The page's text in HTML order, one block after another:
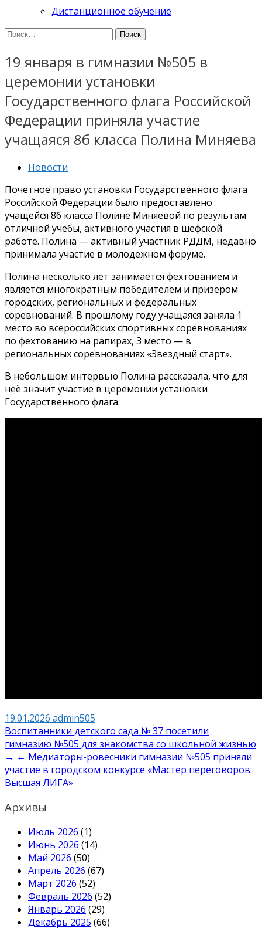
Дистанционное обучение
Найти:
19 января в гимназии №505 в
церемонии установки
Государственного флага Российской
Федерации приняла участие
учащаяся 8б класса Полина Миняева
Новости
Почетное право установки Государственного флага
Российской Федерации было предоставлено
учащейся 8б класса Полине Миняевой по результам
отличной учебы, активного участия в шефской
работе. Полина — активный участник РДДМ, недавно
принимала участие в молодежном форуме.
Полина несколько лет занимается фехтованием и
является многократным победителем и призером
городских, региональных и федеральных
соревнований. В прошлому году учащаяся заняла 1
место во всероссийских спортивных соревнованиях
по фехтованию на рапирах, 3 место — в
региональных соревнованиях «Звездный старт».
В небольшом интервью Полина рассказала, что для
неё значит участие в церемонии установки
Государственного флага.
19.01.2026 admin505
Навигация
по
записям
Воспитанники детского сада № 37 посетили
гимназию №505 для знакомства со школьной жизнью
→ ← Медиаторы-ровесники гимназии №505 приняли
участие в городском конкурсе «Мастер переговоров:
Высшая ЛИГА»
Архивы
Июль 2026 (1)
Июнь 2026 (14)
Май 2026 (50)
Апрель 2026 (67)
Март 2026 (52)
Февраль 2026 (52)
Январь 2026 (29)
Декабрь 2025 (66)